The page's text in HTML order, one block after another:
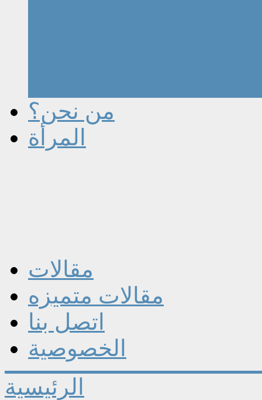
من نحن؟
المرأة
مقالات
مقالات متميزه
اتصل بنا
الخصوصية
الرئيسية